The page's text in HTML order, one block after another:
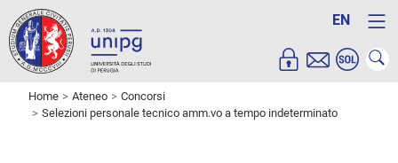
EN
Home Ateneo
Concorsi
Selezioni personale tecnico amm.vo a tempo indeterminato